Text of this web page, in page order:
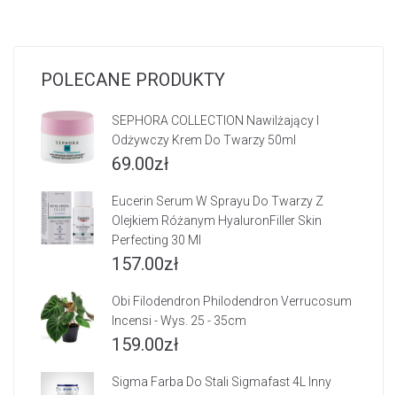
POLECANE PRODUKTY
SEPHORA COLLECTION Nawilżający I
Odżywczy Krem Do Twarzy 50ml
69.00zł
Eucerin Serum W Sprayu Do Twarzy Z
Olejkiem Różanym HyaluronFiller Skin
Perfecting 30 Ml
157.00zł
Obi Filodendron Philodendron Verrucosum
Incensi - Wys. 25 - 35cm
159.00zł
Sigma Farba Do Stali Sigmafast 4L Inny